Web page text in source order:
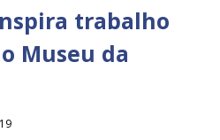
trabalho
Museu da